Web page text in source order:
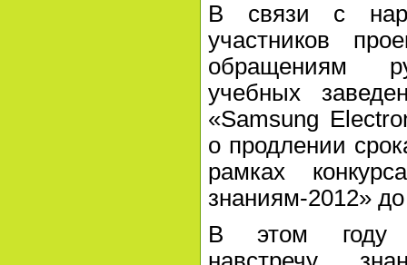
В связи с
участников
обращениям
учебных
«Samsung
о продлении
рамках
знаниям-2012»
В этом году